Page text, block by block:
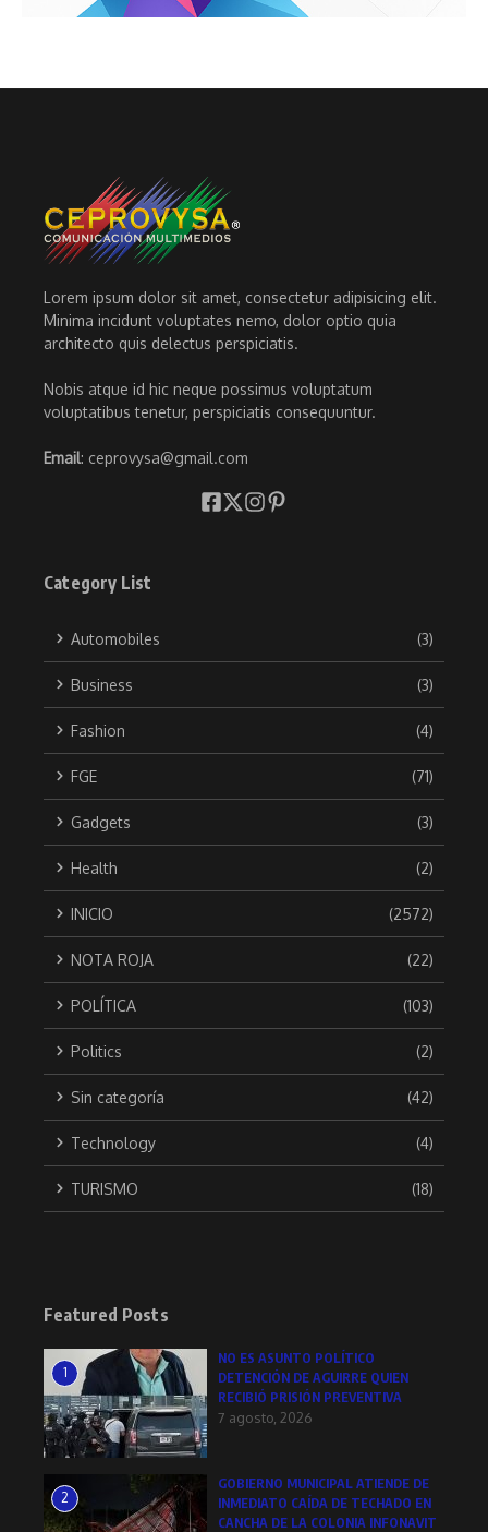
Lorem ipsum dolor sit amet, consectetur adipisicing elit.
Minima incidunt voluptates nemo, dolor optio quia
architecto quis delectus perspiciatis.
Nobis atque id hic neque possimus voluptatum
voluptatibus tenetur, perspiciatis consequuntur.
Email: ceprovysa@gmail.com
Category List
Automobiles (3)
Business (3)
Fashion (4)
FGE (71)
Gadgets (3)
Health (2)
INICIO (2572)
NOTA ROJA (22)
POLÍTICA (103)
Politics (2)
Sin categoría (42)
Technology (4)
TURISMO (18)
Featured Posts
1
NO ES ASUNTO POLÍTICO
DETENCIÓN DE AGUIRRE QUIEN
RECIBIÓ PRISIÓN PREVENTIVA
7 agosto, 2026
2
GOBIERNO MUNICIPAL ATIENDE DE
INMEDIATO CAÍDA DE TECHADO EN
CANCHA DE LA COLONIA INFONAVIT